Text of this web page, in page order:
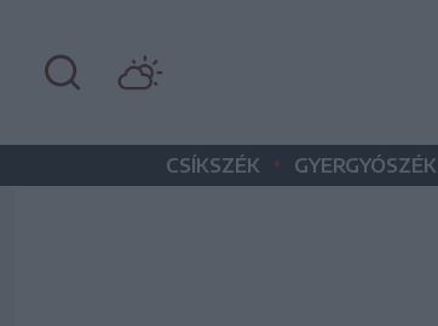
CSÍKSZÉK • GYERGYÓSZÉK